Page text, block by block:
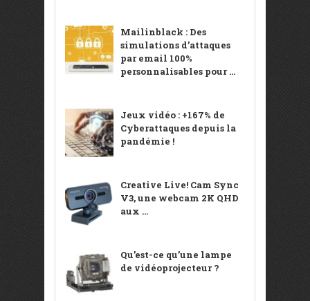
Mailinblack : Des
simulations d’attaques
par email 100%
personnalisables pour ...
Jeux vidéo : +167% de
Cyberattaques depuis la
pandémie !
Creative Live! Cam Sync
V3, une webcam 2K QHD
aux ...
Qu’est-ce qu’une lampe
de vidéoprojecteur ?